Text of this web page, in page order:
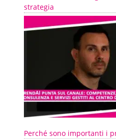
strategia
Perché sono importanti i